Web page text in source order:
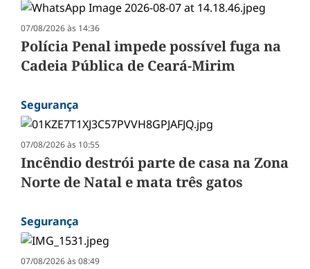
07/08/2026 às 14:36
Polícia Penal impede possível fuga na
Cadeia Pública de Ceará-Mirim
Segurança
07/08/2026 às 10:55
Incêndio destrói parte de casa na Zona
Norte de Natal e mata três gatos
Segurança
07/08/2026 às 08:49